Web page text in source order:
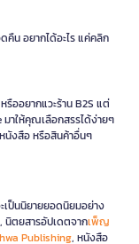
น อยากได้อะไร แค่คลิก
ออยากแวะร้าน B2S แต่
มาให้คุณเลือกสรรได้ง่ายๆ
นังสือ หรือสินค้าอื่นๆ
เป็นนิยายยอดนิยมอย่าง
, นิตยสารอัปเดตจากเพ็ญ
Publishing, หนังสือ